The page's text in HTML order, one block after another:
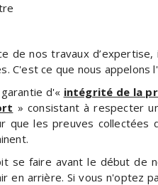
de nos travaux
C'est ce que nous appelons
d'« intégrité de la
» consistant à respecter
que les preuves collectées
se faire avant le début de
en arrière. Si vous n'optez